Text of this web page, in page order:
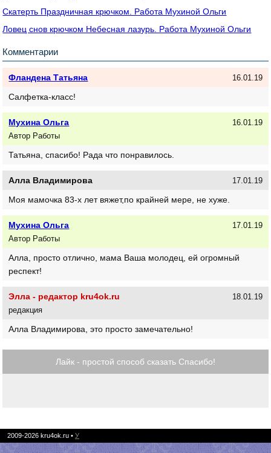
Скатерть Праздничная крючком. Работа Мухиной Ольги
Ловец снов крючком Небесная лазурь. Работа Мухиной Ольги
Комментарии
Фландена Татьяна 16.01.19
Салфетка-класс!
Мухина Ольга
Автор Работы
16.01.19
Татьяна, спасибо! Рада что понравилось.
Алла Владимирова 17.01.19
Моя мамочка 83-х лет вяжет,по крайней мере, не хуже.
Мухина Ольга
Автор Работы
17.01.19
Алла, просто отлично, мама Ваша молодец, ей огромный
респект!
Элла - редактор kru4ok.ru
редакция
18.01.19
Алла Владимирова, это просто замечательно!
Лайк - простой способ сказать Спасибо!
2009-2026 kru4ok.ru • У